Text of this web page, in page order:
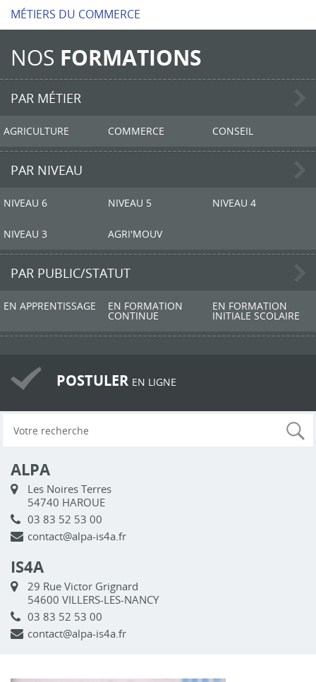
MÉTIERS DU COMMERCE
NOS FORMATIONS
PAR MÉTIER
AGRICULTURE COMMERCE CONSEIL
PAR NIVEAU
NIVEAU 6 NIVEAU 5 NIVEAU 4
NIVEAU 3 AGRI'MOUV
PAR PUBLIC/STATUT
EN APPRENTISSAGE EN FORMATION
CONTINUE
EN FORMATION
INITIALE SCOLAIRE
POSTULER EN LIGNE
ALPA
Les Noires Terres
54740 HAROUE
03 83 52 53 00
contact@alpa-is4a.fr
IS4A
29 Rue Victor Grignard
54600 VILLERS-LES-NANCY
03 83 52 53 00
contact@alpa-is4a.fr